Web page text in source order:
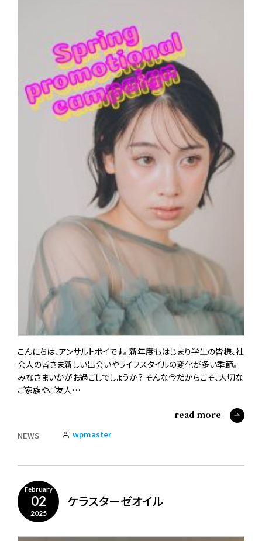
こんにちは、アンサルトポイです。 新年度もはじまり学生の皆様、社
会人の皆さま新しい出会いやライフスタイルの変化が多い季節。
みなさまいかがお過ごしでしょうか？ そんな今だからこそ、大切な
ご家族やご友人…
read more
NEWS wpmaster
February
02
2025
ケラスターゼオイル